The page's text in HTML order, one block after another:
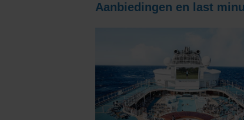
Minicruises
Grand Voyages & Wereldcruises
Costa Cruises
Cunard Line
Aanbiedingen en last